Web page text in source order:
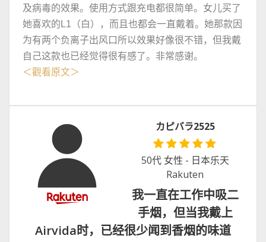
及病毒的效果。使用方式跟充电都很简单。女儿买了
她喜欢的L1（白），而且也都会一直戴着。她那款因
为有两个负离子出风口所以效果好像很不错，但我戴
自己这款也已经觉得很有感了。非常感谢。
＜觀看原文＞
カピバラ2525
50代 女性 - 日本乐天
Rakuten
我一直在工作中吸二
手烟，但当我戴上
Airvida时，已经很少闻到香烟的味道